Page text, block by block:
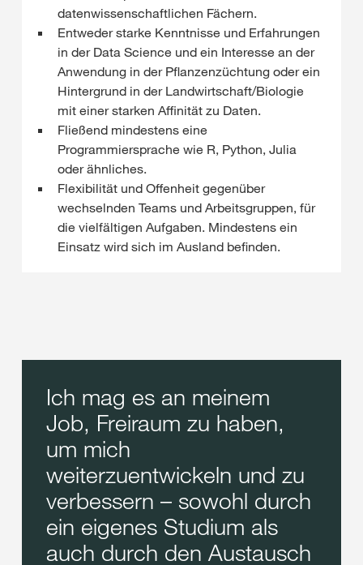
datenwissenschaftlichen Fächern.
Entweder starke Kenntnisse und Erfahrungen
in der Data Science und ein Interesse an der
Anwendung in der Pflanzenzüchtung oder ein
Hintergrund in der Landwirtschaft/Biologie
mit einer starken Affinität zu Daten.
Fließend mindestens eine
Programmiersprache wie R, Python, Julia
oder ähnliches.
Flexibilität und Offenheit gegenüber
wechselnden Teams und Arbeitsgruppen, für
die vielfältigen Aufgaben. Mindestens ein
Einsatz wird sich im Ausland befinden.
Ich mag es an meinem
Job, Freiraum zu haben,
um mich
weiterzuentwickeln und zu
verbessern – sowohl durch
ein eigenes Studium als
auch durch den Austausch